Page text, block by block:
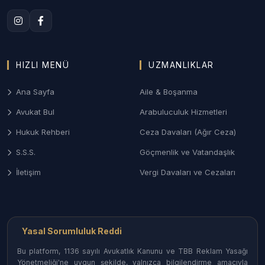
Burdur Aile Mahkemeleri nezdinde; anlaşmalı veya
çekişmeli boşanma, nafaka, velayet ve takı alacağı
3. Burdur Ceza ve Ağır Ceza Savunması
Ağır Ceza Mahkemelerinde; asayiş olayları, taksirle
desteği.
4. Gayrimenkul ve Tarım Hukuku
Tarım arazilerinin miras yoluyla paylaşımı, ortaklığın
HIZLI MENÜ
Ana Sayfa
Avukat Bul
Hukuk Rehberi
S.S.S.
İletişim
UZMANLIKLAR
Aile & Boşanma
Arabuluculuk Hizmetleri
Ceza Davaları (Ağır Ceza)
Göçmenlik ve Vatandaşlık
Vergi Davaları ve Cezaları
Yasal Sorumluluk Reddi
Bu platform, 1136 sayılı Avukatlık Kanunu ve TBB Reklam Yasağı
Yönetmeliği'ne uygun şekilde, yalnızca bilgilendirme amacıyla